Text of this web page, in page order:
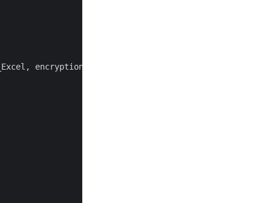
encryption,